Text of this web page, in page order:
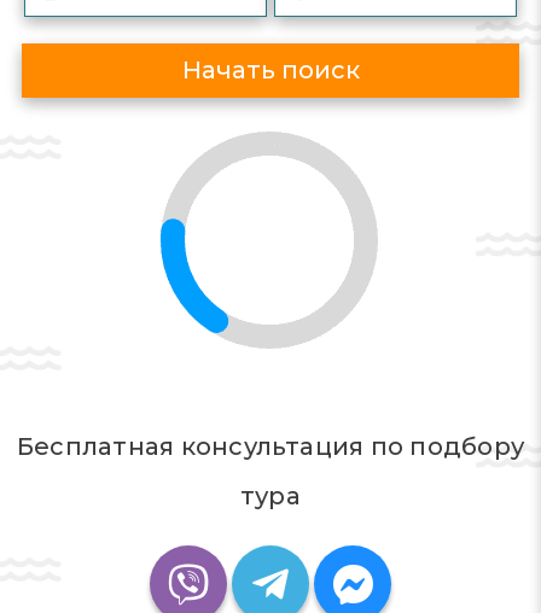
Начать поиск
Бесплатная консультация по подбору
тура